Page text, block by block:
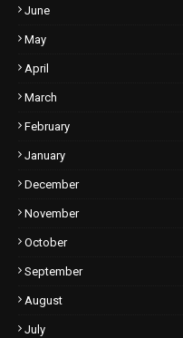
June
May
April
March
February
January
December
November
October
September
August
July